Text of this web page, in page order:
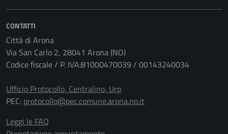
CONTATTI
Città di Arona
Via San Carlo 2, 28041 Arona (NO)
Codice fiscale / P. IVA:81000470039 / 00143240034
Ufficio Protocollo, Centralino, Urp
PEC: protocollo@pec.comune.arona.no.it
Leggi le FAQ